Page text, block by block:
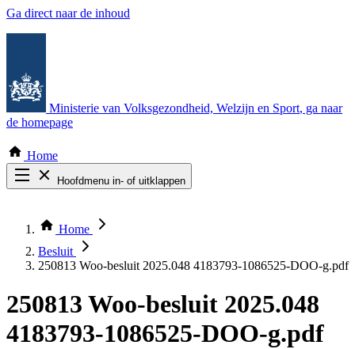
Ga direct naar de inhoud
Ministerie van Volksgezondheid, Welzijn en Sport, ga naar
de homepage
Home
Hoofdmenu in- of uitklappen
Thema COVID-19
Bekijk per bestuursorgaan
Home
Besluit
250813 Woo-besluit 2025.048 4183793-1086525-DOO-g.pdf
250813 Woo-besluit 2025.048
4183793-1086525-DOO-g.pdf